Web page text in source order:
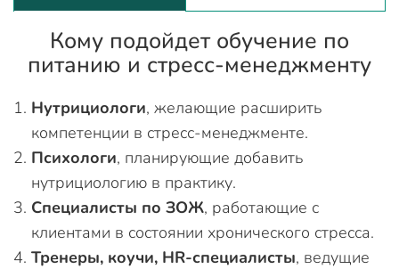
Кому подойдет обучение по
питанию и стресс-менеджменту
Нутрициологи, желающие расширить
компетенции в стресс-менеджменте.
Психологи, планирующие добавить
нутрициологию в практику.
Специалисты по ЗОЖ, работающие с
клиентами в состоянии хронического стресса.
Тренеры, коучи, HR-специалисты, ведущие